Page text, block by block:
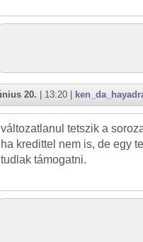
20. | 13:20 |
változatlanul tetszik a
ha kredittel nem is, de egy
tudlak támogatni.